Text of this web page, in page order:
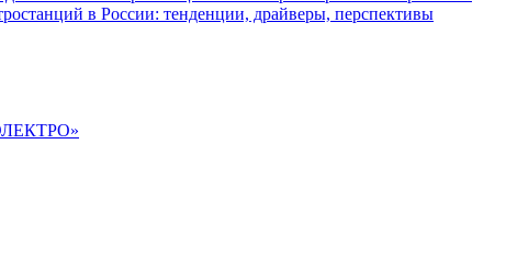
в России: тенденции, драйверы, перспективы